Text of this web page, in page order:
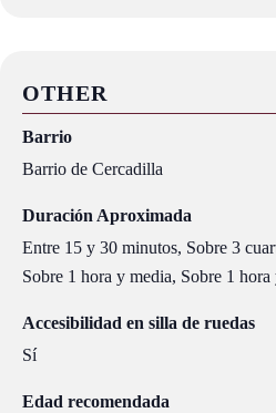
OTHER
Barrio
Barrio de Cercadilla
Duración Aproximada
Entre 15 y 30 minutos, Sobre 3
Sobre 1 hora y media, Sobre 1
Accesibilidad en silla de ruedas
Sí
Edad recomendada